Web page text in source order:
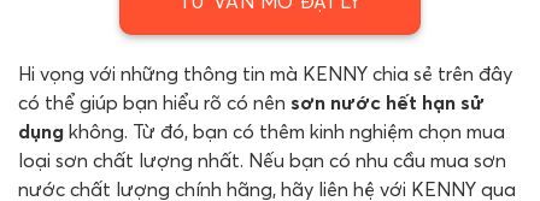
Hi vọng với những thông tin mà KENNY chia sẻ trên đây
có thể giúp bạn hiểu rõ có nên sơn nước hết hạn sử
dụng không. Từ đó, bạn có thêm kinh nghiệm chọn mua
loại sơn chất lượng nhất. Nếu bạn có nhu cầu mua sơn
nước chất lượng chính hãng, hãy liên hệ với KENNY qua